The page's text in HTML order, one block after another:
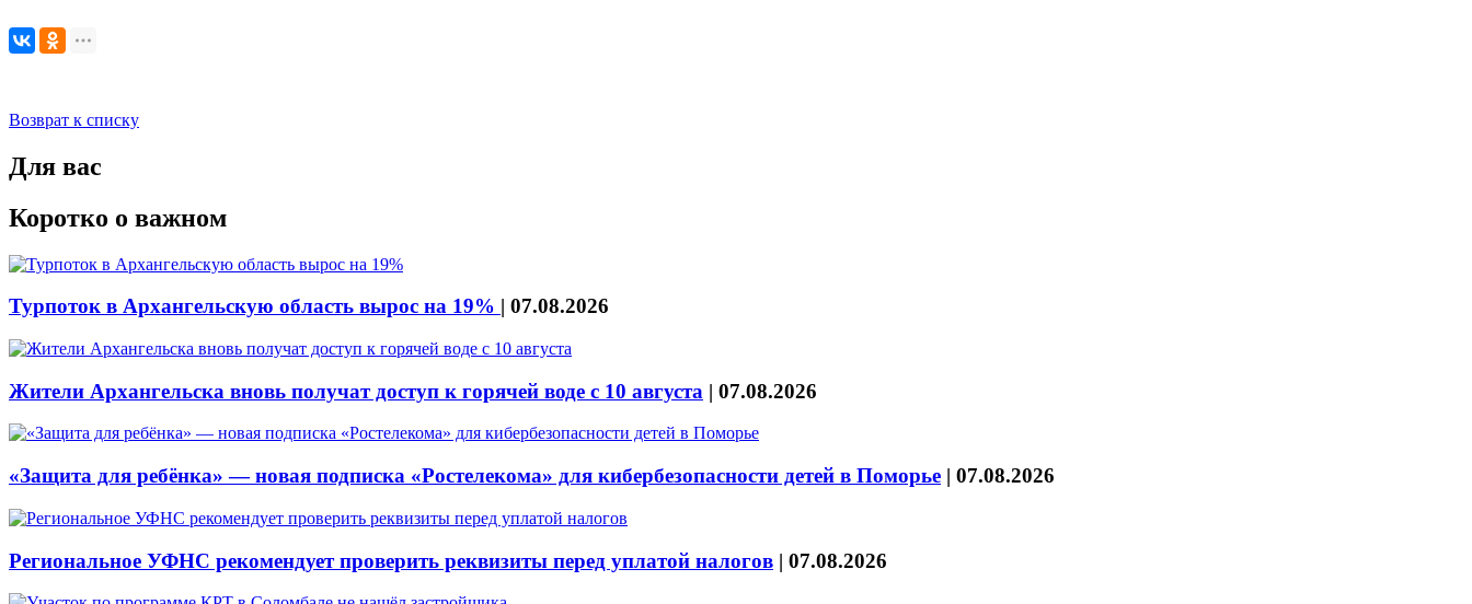
Возврат к списку
Для вас
Коротко о важном
Турпоток в Архангельскую область вырос на 19% | 07.08.2026
Жители Архангельска вновь получат доступ к горячей воде с 10 августа | 07.08.2026
«Защита для ребёнка» — новая подписка «Ростелекома» для кибербезопасности детей в Поморье | 07.08.2026
Региональное УФНС рекомендует проверить реквизиты перед уплатой налогов | 07.08.2026